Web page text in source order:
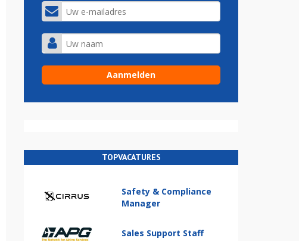
TOPVACATURES
Safety & Compliance
Manager
Sales Support Staff